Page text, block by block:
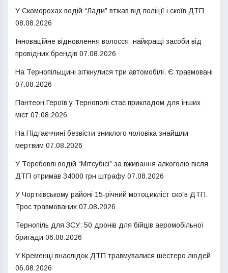
У Скоморохах водій “Лади” втікав від поліції і скоїв ДТП
08.08.2026
Інноваційне відновлення волосся: найкращі засоби від
провідних брендів 07.08.2026
На Тернопільщині зіткнулися три автомобілі. Є травмовані
07.08.2026
Пантеон Героїв у Тернополі стає прикладом для інших
міст 07.08.2026
На Підгаєччині безвісти зниклого чоловіка знайшли
мертвим 07.08.2026
У Теребовлі водій “Мітсубісі” за вживання алкоголю після
ДТП отримав 34000 грн штрафу 07.08.2026
У Чортківському районі 15-річний мотоцикліст скоїв ДТП.
Троє травмованих 07.08.2026
Тернопіль для ЗСУ: 50 дронів для бійців аеромобільної
бригади 06.08.2026
У Кременці внаслідок ДТП травмувалися шестеро людей
06.08.2026